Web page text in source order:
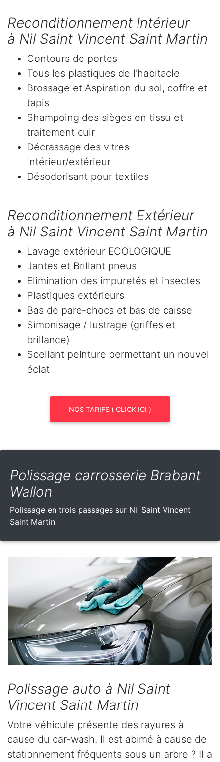
Reconditionnement Intérieur
à Nil Saint Vincent Saint Martin
Contours de portes
Tous les plastiques de l'habitacle
Brossage et Aspiration du sol, coffre et
tapis
Shampoing des sièges en tissu et
traitement cuir
Décrassage des vitres
intérieur/extérieur
Désodorisant pour textiles
Reconditionnement Extérieur
à Nil Saint Vincent Saint Martin
Lavage extérieur ECOLOGIQUE
Jantes et Brillant pneus
Elimination des impuretés et insectes
Plastiques extérieurs
Bas de pare-chocs et bas de caisse
Simonisage / lustrage (griffes et
brillance)
Scellant peinture permettant un nouvel
éclat
NOS TARIFS ( CLICK ICI )
Polissage carrosserie Brabant
Wallon
Polissage en trois passages sur Nil Saint Vincent
Saint Martin
Polissage auto à Nil Saint
Vincent Saint Martin
Votre véhicule présente des rayures à
cause du car-wash. Il est abimé à cause de
stationnement fréquents sous un arbre ? Il a